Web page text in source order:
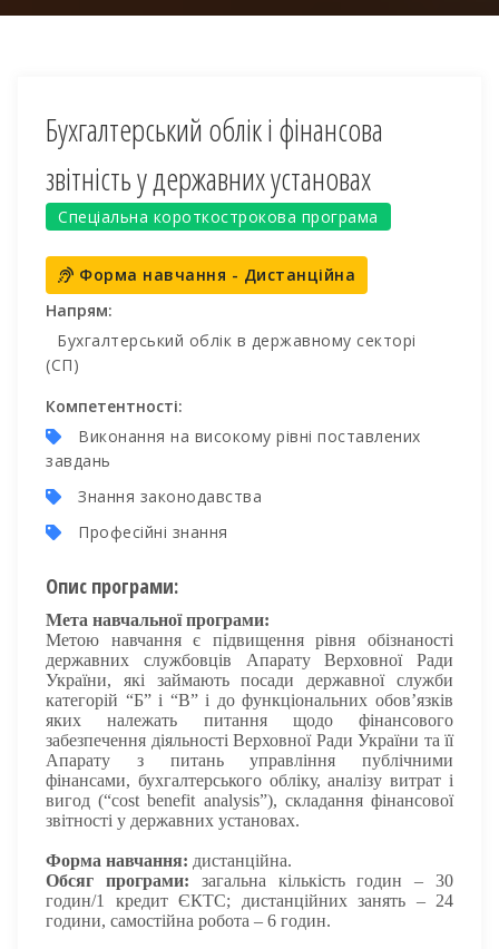
Бухгалтерський облік і фінансова
звітність у державних установах
Спеціальна короткострокова програма
Форма навчання - Дистанційна
Напрям:
Бухгалтерський облік в державному секторі
(СП)
Компетентності:
Виконання на високому рівні поставлених
завдань
Знання законодавства
Професійні знання
Опис програми:
Мета навчальної програми:
Метою навчання є підвищення рівня обізнаності
державних службовців Апарату Верховної Ради
України, які займають посади державної служби
категорій “Б” і “В” і до функціональних обов’язків
яких належать питання щодо фінансового
забезпечення діяльності Верховної Ради України та її
Апарату з питань управління публічними
фінансами, бухгалтерського обліку, аналізу витрат і
вигод (“cost benefit analysis”), складання фінансової
звітності у державних установах.
Форма навчання: дистанційна.
Обсяг програми: загальна кількість годин – 30
годин/1 кредит ЄКТС; дистанційних занять – 24
години, самостійна робота – 6 годин.